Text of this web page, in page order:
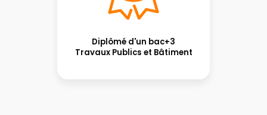
Diplômé d'un bac+3
Travaux Publics et Bâtiment